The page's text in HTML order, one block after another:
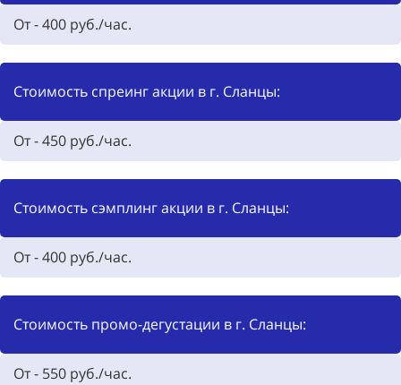
От - 400 руб./час.
Стоимость спреинг акции в г. Сланцы:
От - 450 руб./час.
Стоимость сэмплинг акции в г. Сланцы:
От - 400 руб./час.
Стоимость промо-дегустации в г. Сланцы:
От - 550 руб./час.